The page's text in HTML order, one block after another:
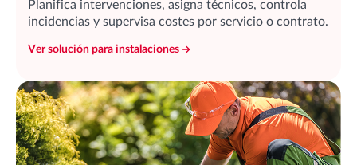
Planifica intervenciones, asigna técnicos, controla
incidencias y supervisa costes por servicio o contrato.
Ver solución para instalaciones